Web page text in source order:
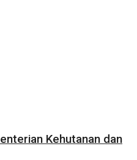
Kehutanan dan